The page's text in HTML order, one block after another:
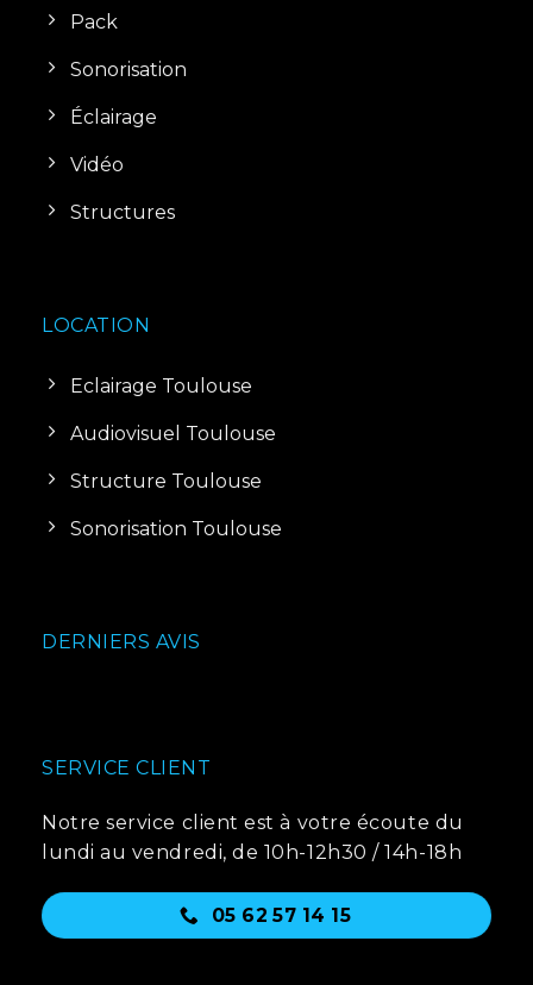
Pack
Sonorisation
Éclairage
Vidéo
Structures
LOCATION
Eclairage Toulouse
Audiovisuel Toulouse
Structure Toulouse
Sonorisation Toulouse
DERNIERS AVIS
SERVICE CLIENT
Notre service client est à votre écoute du
lundi au vendredi, de 10h-12h30 / 14h-18h
05 62 57 14 15